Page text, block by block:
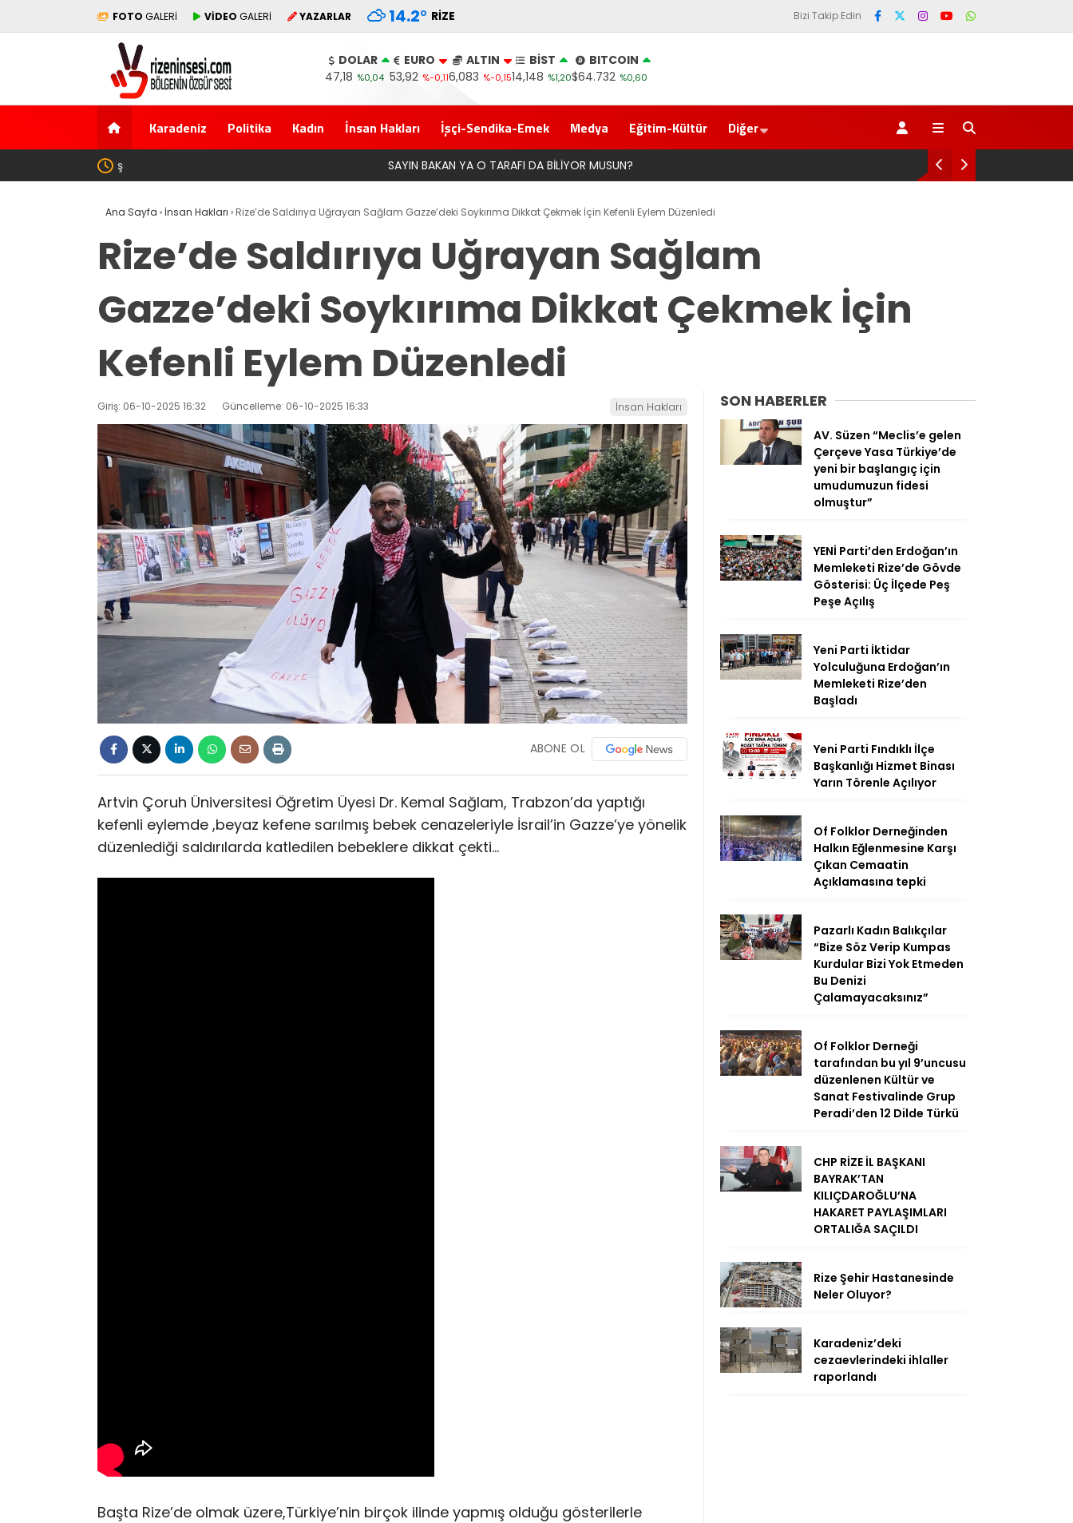
FOTO GALERİ VİDEO GALERİ YAZARLAR 14.2° RIZE Bizi Takip Edin
DOLAR
47,18 %0,04
EURO
53,92 %-0,11
ALTIN
6,083 %-0,15
BİST
14,148 %1,20
BITCOIN
$64.732 %0,60
Karadeniz Politika Kadın İnsan Hakları İşçi-Sendika-Emek Medya Eğitim-Kültür Diğer
SAYIN BAKAN YA O TARAFI DA BİLİYOR MUSUN? Yeni Parti İktidar Yolculuğuna
Ana Sayfa › İnsan Hakları › Rize’de Saldırıya Uğrayan Sağlam Gazze’deki Soykırıma Dikkat Çekmek İçin Kefenli Eylem Düzenledi
Rize’de Saldırıya Uğrayan Sağlam
Gazze’deki Soykırıma Dikkat Çekmek İçin
Kefenli Eylem Düzenledi
Giriş: 06-10-2025 16:32 Güncelleme: 06-10-2025 16:33 İnsan Hakları
ABONE OL
Artvin Çoruh Üniversitesi Öğretim Üyesi Dr. Kemal Sağlam, Trabzon’da yaptığı
kefenli eylemde ,beyaz kefene sarılmış bebek cenazeleriyle İsrail’in Gazze’ye yönelik
düzenlediği saldırılarda katledilen bebeklere dikkat çekti…
Başta Rize’de olmak üzere,Türkiye’nin birçok ilinde yapmış olduğu gösterilerle
SON HABERLER
AV. Süzen “Meclis’e gelen
Çerçeve Yasa Türkiye’de
yeni bir başlangıç için
umudumuzun fidesi
olmuştur”
YENİ Parti’den Erdoğan’ın
Memleketi Rize’de Gövde
Gösterisi: Üç İlçede Peş
Peşe Açılış
Yeni Parti İktidar
Yolculuğuna Erdoğan’ın
Memleketi Rize’den
Başladı
Yeni Parti Fındıklı İlçe
Başkanlığı Hizmet Binası
Yarın Törenle Açılıyor
Of Folklor Derneğinden
Halkın Eğlenmesine Karşı
Çıkan Cemaatin
Açıklamasına tepki
Pazarlı Kadın Balıkçılar
“Bize Söz Verip Kumpas
Kurdular Bizi Yok Etmeden
Bu Denizi
Çalamayacaksınız”
Of Folklor Derneği
tarafından bu yıl 9’uncusu
düzenlenen Kültür ve
Sanat Festivalinde Grup
Peradi’den 12 Dilde Türkü
CHP RİZE İL BAŞKANI
BAYRAK’TAN
KILIÇDAROĞLU’NA
HAKARET PAYLAŞIMLARI
ORTALIĞA SAÇILDI
Rize Şehir Hastanesinde
Neler Oluyor?
Karadeniz’deki
cezaevlerindeki ihlaller
raporlandı